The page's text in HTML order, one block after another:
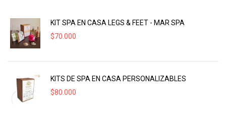
KIT SPA EN CASA LEGS & FEET - MAR SPA
$70.000
KITS DE SPA EN CASA PERSONALIZABLES
$80.000